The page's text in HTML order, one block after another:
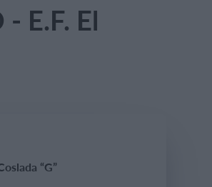
E.F. El
“G”